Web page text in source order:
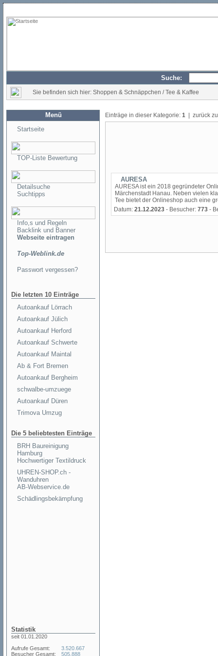
Suche:
Sie befinden sich hier: Shoppen & Schnäppchen / Tee & Kaffee
Menü
Startseite
TOP-Liste Bewertung
Detailsuche
Suchtipps
Info,s und Regeln
Backlink und Banner
Webseite eintragen
Top-Weblink.de
Passwort vergessen?
Die letzten 10 Einträge
Autoankauf Lörrach
Autoankauf Jülich
Autoankauf Herford
Autoankauf Schwerte
Autoankauf Maintal
Ab & Fort Bremen
Autoankauf Bergheim
schwalbe-umzuege
Autoankauf Düren
Trimova Umzug
Die 5 beliebtesten Einträge
BRH Baureinigung
Hamburg
Hochwertiger Textildruck
UHREN-SHOP.ch -
Wanduhren
AB-Webservice.de
Schädlingsbekämpfung
Statistik
seit 01.01.2020
Aufrufe Gesamt:
Besucher Gesamt:
3.520.667
505.888
Einträge in dieser Kategorie: 1 | zurück
AURESA
AURESA ist ein 2018 gegründeter
Märchenstadt Hanau. Neben vielen
Tee bietet der Onlineshop auch eine
Datum: 21.12.2023 - Besucher: 773 -